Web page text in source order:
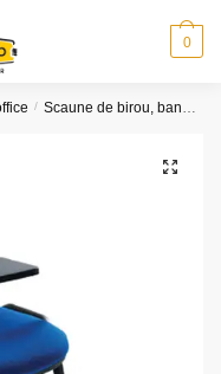
0
/ Scaune de birou, banchete
🔍